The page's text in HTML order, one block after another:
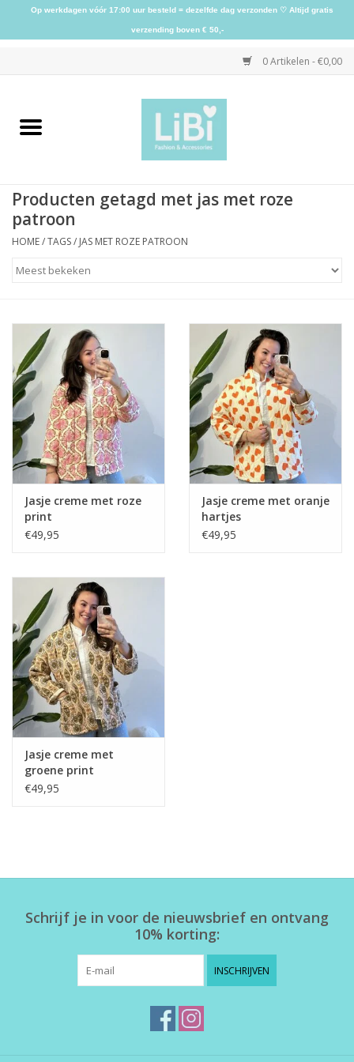
0 Artikelen - €0,00
Home
Kleding
Accessoires
Home deco
SALE
Herensokken
Producten getagd met jas met roze
patroon
HOME/TAGS/ JAS MET ROZE PATROON
Jasje creme met roze
print
€49,95
Jasje creme met oranje
hartjes
€49,95
Jasje creme met
groene print
€49,95
Schrijf je in voor de nieuwsbrief en ontvang
10% korting:
INSCHRIJVEN
Op werkdagen vóór 17:00 uur besteld = dezelfde dag verzonden ♡ Altijd gratis
verzending boven € 50,-